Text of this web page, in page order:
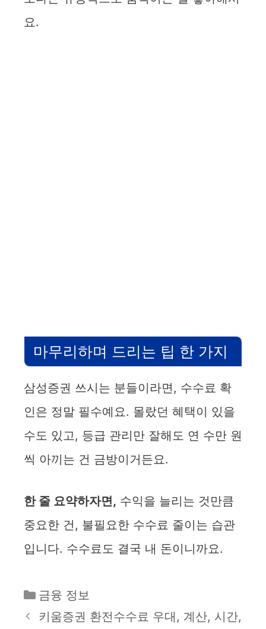
요.
마무리하며 드리는 팁 한 가지
삼성증권 쓰시는 분들이라면, 수수료 확
인은 정말 필수예요. 몰랐던 혜택이 있을
수도 있고, 등급 관리만 잘해도 연 수만 원
씩 아끼는 건 금방이거든요.
한 줄 요약하자면, 수익을 늘리는 것만큼
중요한 건, 불필요한 수수료 줄이는 습관
입니다. 수수료도 결국 내 돈이니까요.
카
테
금융 정보
키움증권 환전수수료 우대, 계산, 시간,